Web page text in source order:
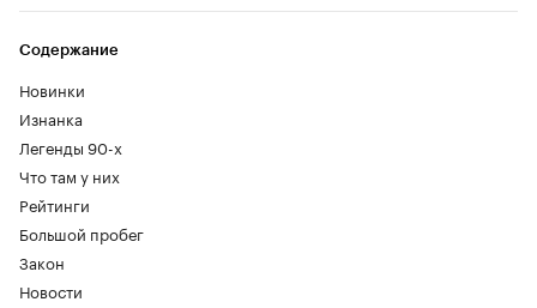
Содержание
Новинки
Изнанка
Легенды 90-х
Что там у них
Рейтинги
Большой пробег
Закон
Новости